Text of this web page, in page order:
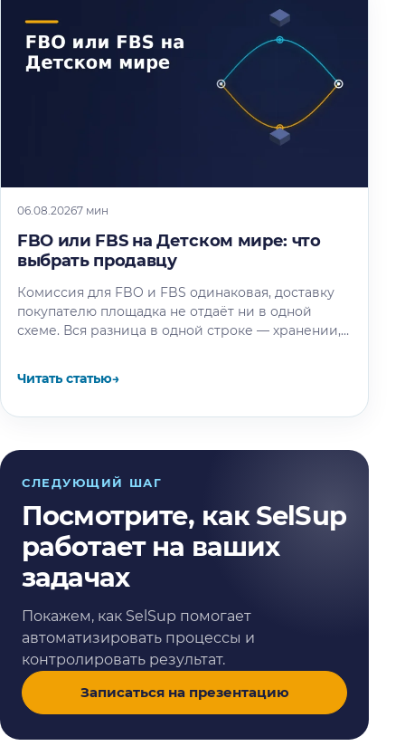
06.08.20267 мин
FBO или FBS на Детском мире: что
выбрать продавцу
Комиссия для FBO и FBS одинаковая, доставку
покупателю площадка не отдаёт ни в одной
схеме. Вся разница в одной строке — хранении,
Читать статью→
СЛЕДУЮЩИЙ ШАГ
Посмотрите, как SelSup
работает на ваших
задачах
Покажем, как SelSup помогает
автоматизировать процессы и
контролировать результат.
Записаться на презентацию